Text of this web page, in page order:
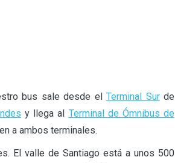
bus sale desde el Terminal Surde
y llega al Terminal de Ómnibus de
a ambos terminales.
El valle de Santiago está a unos 500